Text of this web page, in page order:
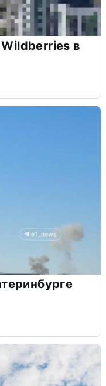
в